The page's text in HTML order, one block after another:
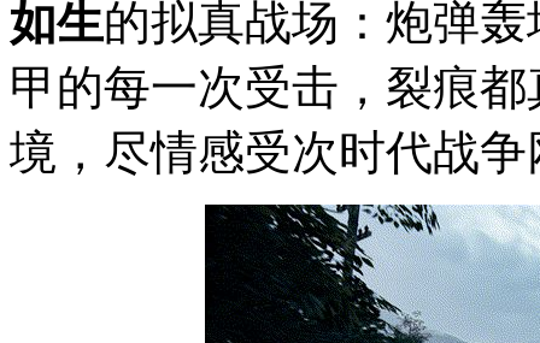
如生的拟真战场：炮弹
甲的每一次受击，裂痕
境，尽情感受次时代战